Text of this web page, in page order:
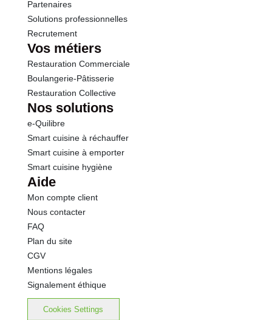
Partenaires
Solutions professionnelles
Recrutement
Vos métiers
Restauration Commerciale
Boulangerie-Pâtisserie
Restauration Collective
Nos solutions
e-Quilibre
Smart cuisine à réchauffer
Smart cuisine à emporter
Smart cuisine hygiène
Aide
Mon compte client
Nous contacter
FAQ
Plan du site
CGV
Mentions légales
Signalement éthique
Cookies Settings